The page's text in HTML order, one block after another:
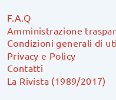
F.A.Q
Amministrazione
Condizioni generali di
Privacy e Policy
Contatti
La Rivista (1989/2017)